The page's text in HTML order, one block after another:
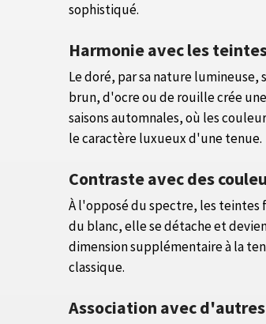
sophistiqué.
Harmonie avec les
Le doré, par sa nature lumineuse,
brun, d'ocre ou de rouille crée
saisons automnales, où les
le caractère luxueux d'une tenue.
Contraste avec des
À l'opposé du spectre, les teintes
du blanc, elle se détache et
dimension supplémentaire à la
classique.
Association avec